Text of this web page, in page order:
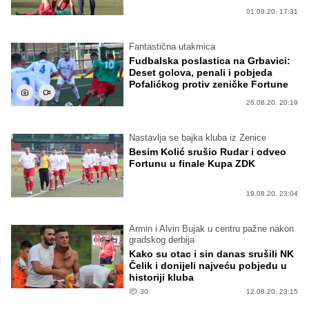
01.09.20. 17:31
Fantastična utakmica
Fudbalska poslastica na Grbavici:
Deset golova, penali i pobjeda
Pofalićkog protiv zeničke Fortune
26.08.20. 20:19
Nastavlja se bajka kluba iz Zenice
Besim Kolić srušio Rudar i odveo
Fortunu u finale Kupa ZDK
19.08.20. 23:04
Armin i Alvin Bujak u centru pažne nakon
gradskog derbija
Kako su otac i sin danas srušili NK
Čelik i donijeli najveću pobjedu u
historiji kluba
30 12.08.20. 23:15